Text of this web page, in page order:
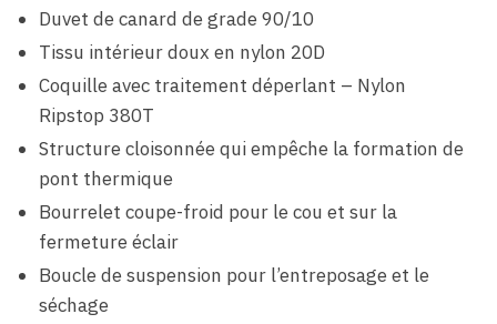
Duvet de canard de grade 90/10
Tissu intérieur doux en nylon 20D
Coquille avec traitement déperlant – Nylon
Ripstop 380T
Structure cloisonnée qui empêche la formation de
pont thermique
Bourrelet coupe-froid pour le cou et sur la
fermeture éclair
Boucle de suspension pour l’entreposage et le
séchage